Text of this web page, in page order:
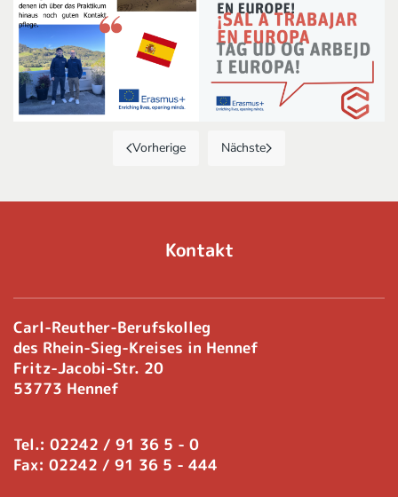
Vorherige Nächste
Kontakt
Carl-Reuther-Berufskolleg
des Rhein-Sieg-Kreises in Hennef
Fritz-Jacobi-Str. 20
53773 Hennef
Tel.: 02242 / 91 36 5 - 0
Fax: 02242 / 91 36 5 - 444